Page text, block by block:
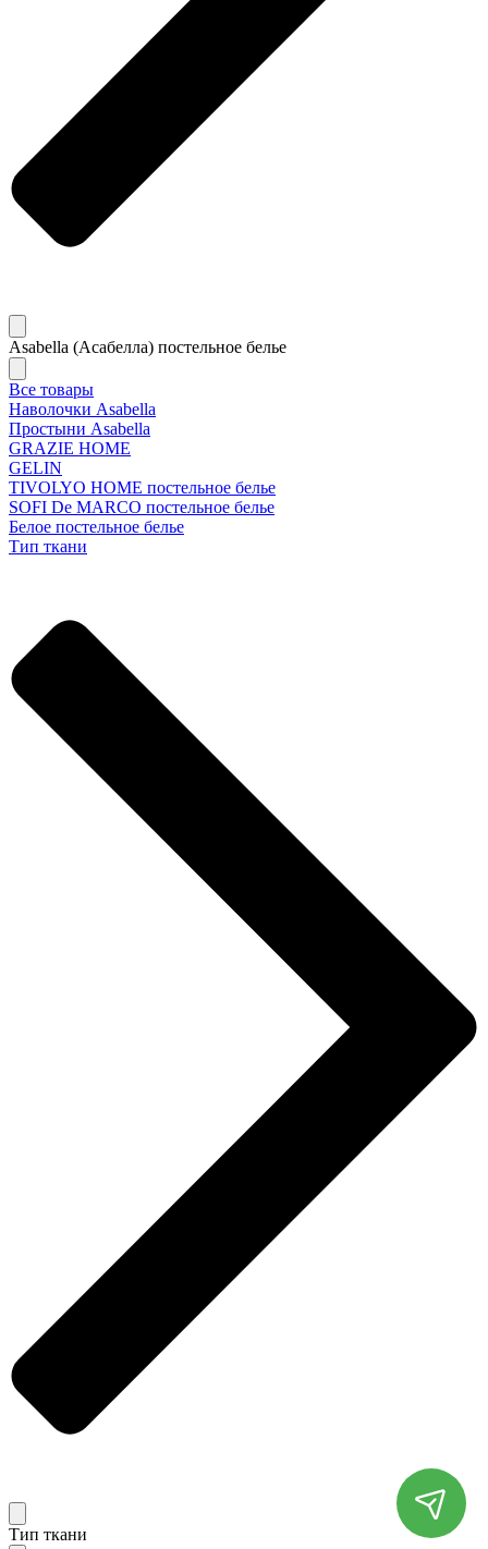
Asabella (Асабелла) постельное белье
Все товары
Наволочки Asabella
Простыни Asabella
GRAZIE HOME
GELIN
TIVOLYO HOME постельное белье
SOFI De MARCO постельное белье
Белое постельное белье
Тип ткани
Тип ткани